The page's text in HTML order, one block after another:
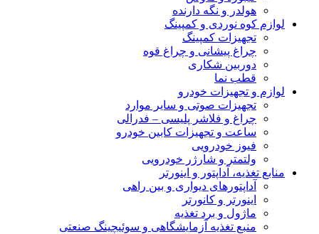
هولدر و نگه دارنده
لوازم کوه نوردی و کمپینگ
تجهیزات کمپینگ
چراغ پیشانی و چراغ قوه
دوربین شکاری
قطب نما
لوازم و تجهیزات خودرو
تجهیزات صوتی و سایر موارد
چراغ و فلاشر پلیسی – فدرالی
ساعت و تجهیزات کابین خودرو
فیوز خودرویی
ولتمتر و شارژر خودرویی
منابع تغذیه، آداپتور و اینورتر
آداپتورهای دیواری و بین راهی
اینورتر و کانورتر
ماژول و برد تغذیه
منبع تغذیه آزمایشگاهی و سوئیچینگ صنعتی